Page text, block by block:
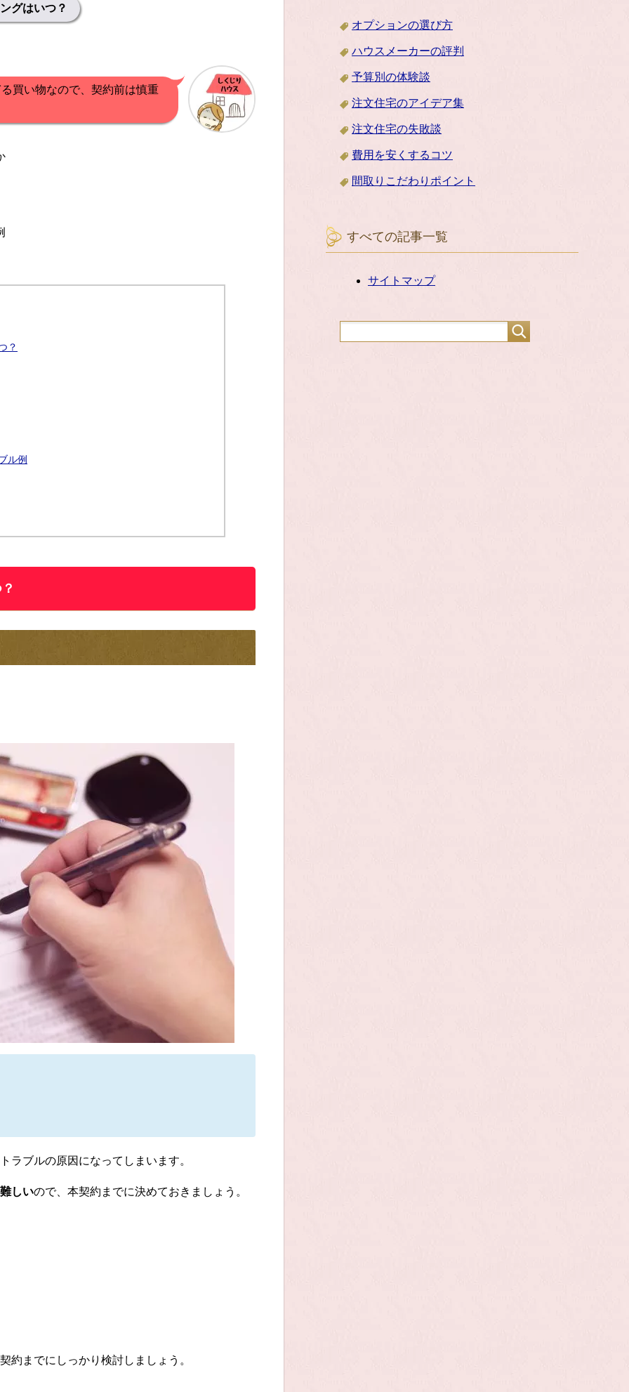
グはいつ？
買い物なので、契約前は慎重
？
ル例
ラブルの原因になってしまいます。
しいので、本契約までに決めておきましょう。
約までにしっかり検討しましょう。
オプションの選び方
ハウスメーカーの評判
予算別の体験談
注文住宅のアイデア集
注文住宅の失敗談
費用を安くするコツ
間取りこだわりポイント
すべての記事一覧
サイトマップ